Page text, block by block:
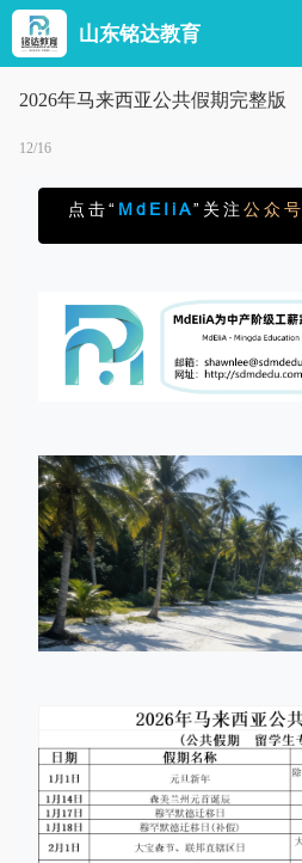
山东铭达教育
2026年马来西亚公共假期完整版
12/16
点击“ MdEIiA”关注 公众号